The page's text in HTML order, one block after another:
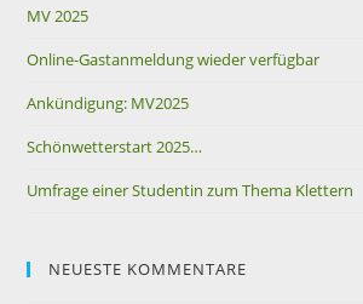
MV 2025
Online-Gastanmeldung wieder verfügbar
Ankündigung: MV2025
Schönwetterstart 2025…
Umfrage einer Studentin zum Thema Klettern
NEUESTE KOMMENTARE